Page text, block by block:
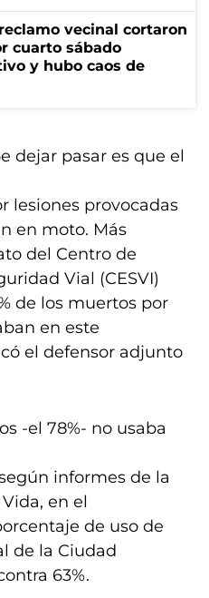
vecinal cortaron
cuarto sábado
y hubo caos de
dejar pasar es que el
lesiones provocadas
en moto. Más
del Centro de
Vial (CESVI)
de los muertos por
en este
el defensor adjunto
-el 78%- no usaba
informes de la
en el
de uso de
de la Ciudad
63%.